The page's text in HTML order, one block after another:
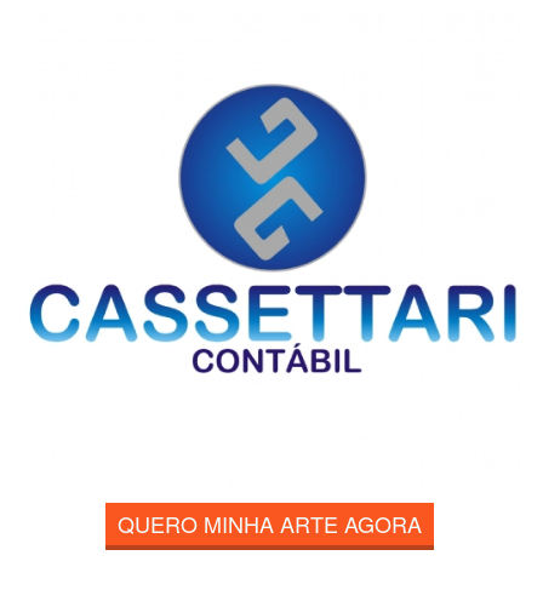
QUERO MINHA ARTE AGORA